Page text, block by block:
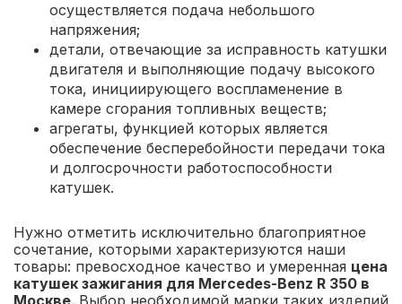
осуществляется подача небольшого
напряжения;
детали, отвечающие за исправность катушки
двигателя и выполняющие подачу высокого
тока, инициирующего воспламенение в
камере сгорания топливных веществ;
агрегаты, функцией которых является
обеспечение бесперебойности передачи тока
и долгосрочности работоспособности
катушек.
Нужно отметить исключительно благоприятное
сочетание, которыми характеризуются наши
товары: превосходное качество и умеренная цена
катушек зажигания для Mercedes-Benz R 350 в
Москве. Выбор необходимой марки таких изделий